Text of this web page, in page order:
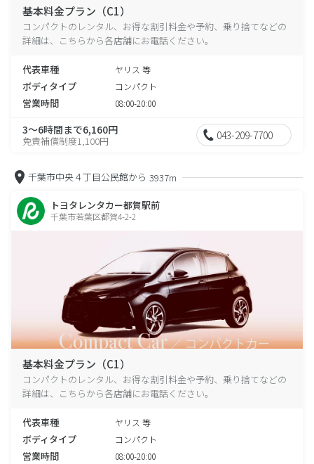
基本料金プラン（C1）
コンパクトのレンタル、お得な割引料金や予約、乗り捨てなどの
詳細は、こちらから各店舗にお電話ください。
代表車種 ヤリス 等
ボディタイプ コンパクト
営業時間 08:00-20:00
3～6時間まで6,160円
免責補償制度1,100円 043-209-7700
千葉市中央４丁目公民館から 3937m
トヨタレンタカー都賀駅前
千葉市若葉区都賀4-2-2
基本料金プラン（C1）
コンパクトのレンタル、お得な割引料金や予約、乗り捨てなどの
詳細は、こちらから各店舗にお電話ください。
代表車種 ヤリス 等
ボディタイプ コンパクト
営業時間 08:00-20:00